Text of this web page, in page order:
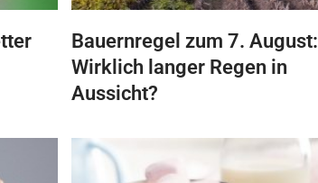
Bauernregel zum 7. August:
Wirklich langer Regen in
Aussicht?